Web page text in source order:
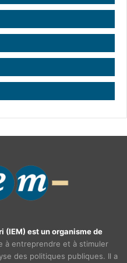
(IEM) est un organisme de
à entreprendre et à stimuler
des politiques publiques. Il a